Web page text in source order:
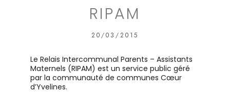
RIPAM
20/03/2015
Le Relais Intercommunal Parents – Assistants
Maternels (RIPAM) est un service public géré
par la communauté de communes Cœur
d’Yvelines.